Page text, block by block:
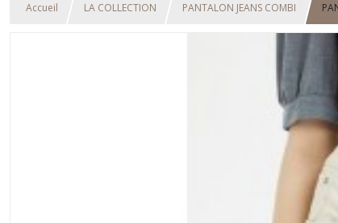
Accueil LA COLLECTION PANTALON JEANS COMBI